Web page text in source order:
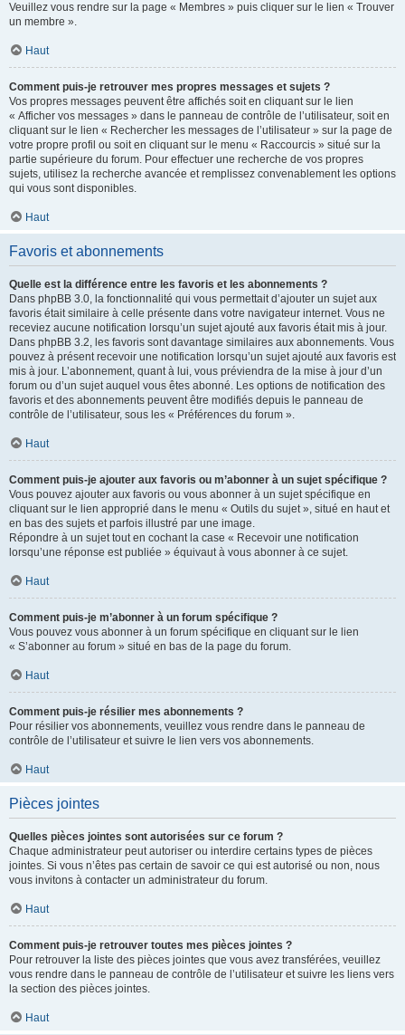
Veuillez vous rendre sur la page « Membres » puis cliquer sur le lien « Trouver
un membre ».
Haut
Comment puis-je retrouver mes propres messages et sujets ?
Vos propres messages peuvent être affichés soit en cliquant sur le lien
« Afficher vos messages » dans le panneau de contrôle de l’utilisateur, soit en
cliquant sur le lien « Rechercher les messages de l’utilisateur » sur la page de
votre propre profil ou soit en cliquant sur le menu « Raccourcis » situé sur la
partie supérieure du forum. Pour effectuer une recherche de vos propres
sujets, utilisez la recherche avancée et remplissez convenablement les options
qui vous sont disponibles.
Haut
Favoris et abonnements
Quelle est la différence entre les favoris et les abonnements ?
Dans phpBB 3.0, la fonctionnalité qui vous permettait d’ajouter un sujet aux
favoris était similaire à celle présente dans votre navigateur internet. Vous ne
receviez aucune notification lorsqu’un sujet ajouté aux favoris était mis à jour.
Dans phpBB 3.2, les favoris sont davantage similaires aux abonnements. Vous
pouvez à présent recevoir une notification lorsqu’un sujet ajouté aux favoris est
mis à jour. L’abonnement, quant à lui, vous préviendra de la mise à jour d’un
forum ou d’un sujet auquel vous êtes abonné. Les options de notification des
favoris et des abonnements peuvent être modifiés depuis le panneau de
contrôle de l’utilisateur, sous les « Préférences du forum ».
Haut
Comment puis-je ajouter aux favoris ou m’abonner à un sujet spécifique ?
Vous pouvez ajouter aux favoris ou vous abonner à un sujet spécifique en
cliquant sur le lien approprié dans le menu « Outils du sujet », situé en haut et
en bas des sujets et parfois illustré par une image.
Répondre à un sujet tout en cochant la case « Recevoir une notification
lorsqu’une réponse est publiée » équivaut à vous abonner à ce sujet.
Haut
Comment puis-je m’abonner à un forum spécifique ?
Vous pouvez vous abonner à un forum spécifique en cliquant sur le lien
« S’abonner au forum » situé en bas de la page du forum.
Haut
Comment puis-je résilier mes abonnements ?
Pour résilier vos abonnements, veuillez vous rendre dans le panneau de
contrôle de l’utilisateur et suivre le lien vers vos abonnements.
Haut
Pièces jointes
Quelles pièces jointes sont autorisées sur ce forum ?
Chaque administrateur peut autoriser ou interdire certains types de pièces
jointes. Si vous n’êtes pas certain de savoir ce qui est autorisé ou non, nous
vous invitons à contacter un administrateur du forum.
Haut
Comment puis-je retrouver toutes mes pièces jointes ?
Pour retrouver la liste des pièces jointes que vous avez transférées, veuillez
vous rendre dans le panneau de contrôle de l’utilisateur et suivre les liens vers
la section des pièces jointes.
Haut